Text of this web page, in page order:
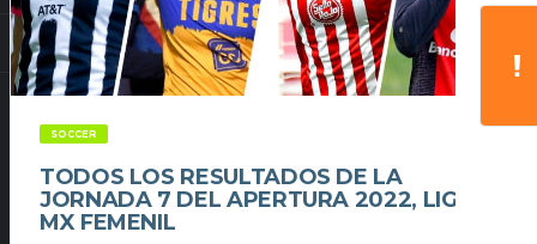
SOCCER
TODOS LOS RESULTADOS DE LA
JORNADA 7 DEL APERTURA 2022, LIGA
MX FEMENIL